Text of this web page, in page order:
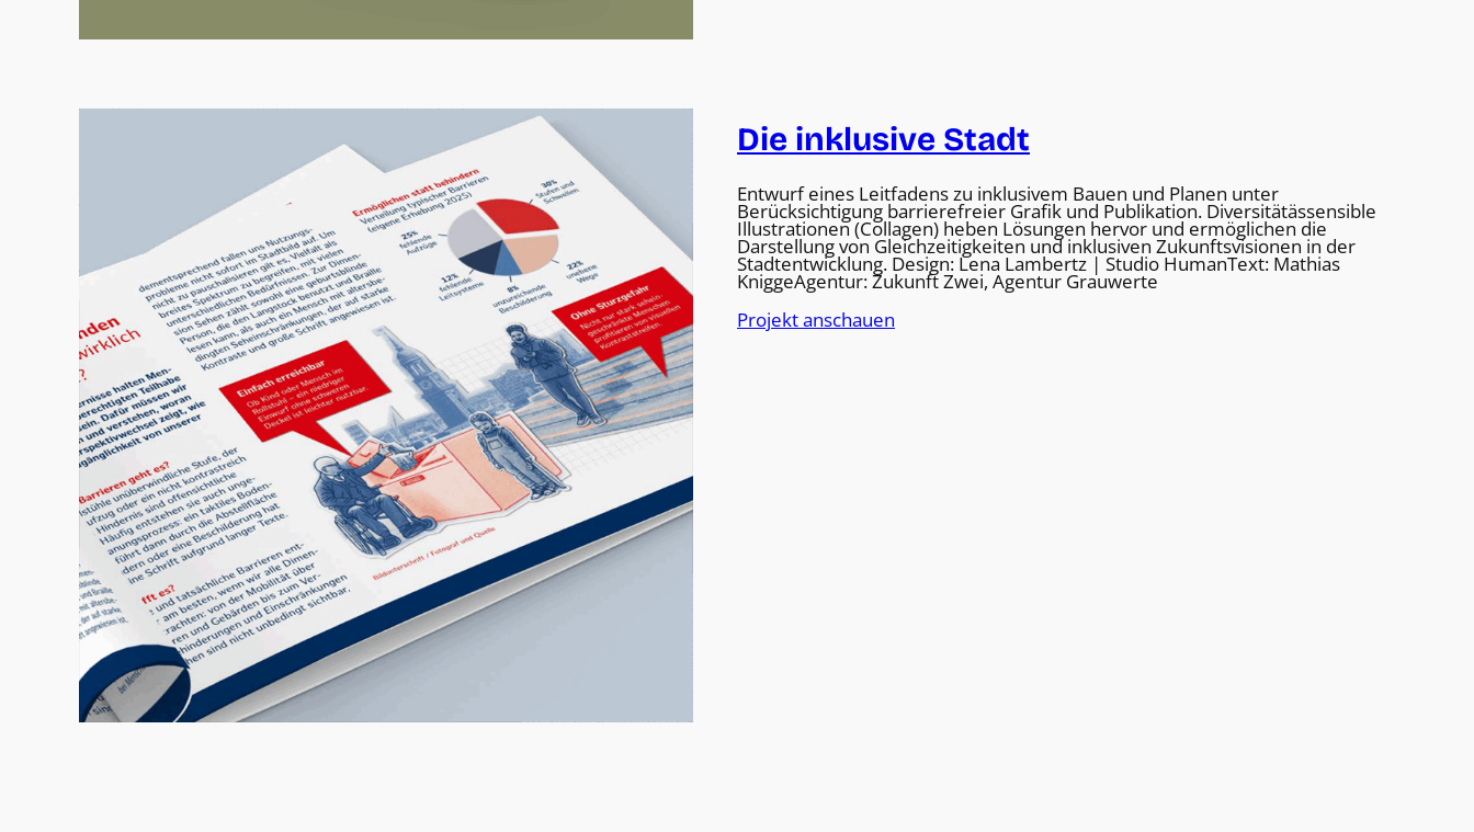
Die inklusive Stadt
Entwurf eines Leitfadens zu inklusivem Bauen und Planen unter
Berücksichtigung barrierefreier Grafik und Publikation. Diversitätässensible
Illustrationen (Collagen) heben Lösungen hervor und ermöglichen die
Darstellung von Gleichzeitigkeiten und inklusiven Zukunftsvisionen in der
Stadtentwicklung. Design: Lena Lambertz | Studio HumanText: Mathias
KniggeAgentur: Zukunft Zwei, Agentur Grauwerte
Projekt anschauen